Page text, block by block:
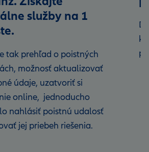
služby na 1
tak prehľad o poistných
možnosť aktualizovať
údaje, uzatvoriť si
online, jednoducho
nahlásiť poistnú udalosť
jej priebeh riešenia.